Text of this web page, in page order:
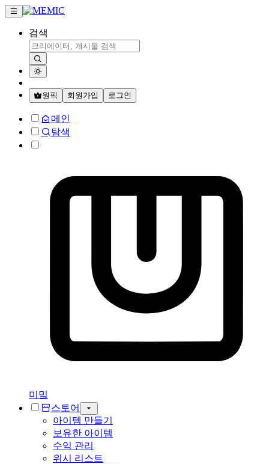
검색
원픽 회원가입 로그인
메인
탐색
미밐
스토어
아이템 만들기
보유한 아이템
수익 관리
위시 리스트